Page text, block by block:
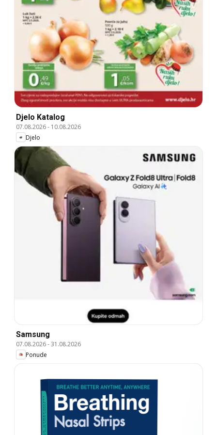
Djelo Katalog
07.08.2026- 10.08.2026
Djelo
Samsung
07.08.2026-31.08.2026
Ponude